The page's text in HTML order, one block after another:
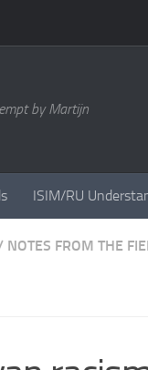
by Martijn
ISIM/RU
NOTES FROM THE